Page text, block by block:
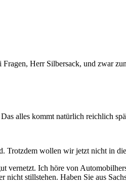
Herr Silbersack, und zwar
alles kommt natürlich reichlich
wollen wir jetzt nicht in
vernetzt. Ich höre von
nicht stillstehen. Haben Sie aus